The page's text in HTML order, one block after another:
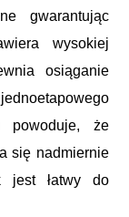
gwarantując
wysokiej
osiąganie
powoduje, że
się nadmiernie
jest łatwy do